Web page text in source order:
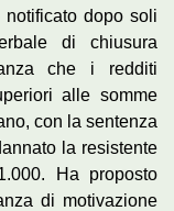
notificato dopo soli
di chiusura
che i redditi
alle somme
con la sentenza
la resistente
Ha proposto
di motivazione